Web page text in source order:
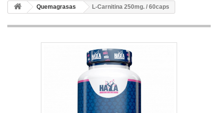
Quemagrasas L-Carnitina 250mg. / 60caps